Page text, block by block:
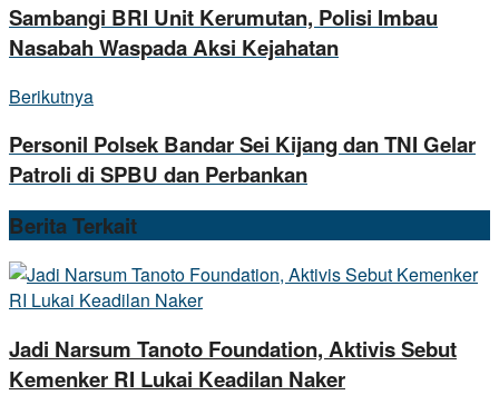
Sambangi BRI Unit Kerumutan, Polisi Imbau
Nasabah Waspada Aksi Kejahatan
Berikutnya
Personil Polsek Bandar Sei Kijang dan TNI Gelar
Patroli di SPBU dan Perbankan
BeritaTerkait
Jadi Narsum Tanoto Foundation, Aktivis Sebut
Kemenker RI Lukai Keadilan Naker